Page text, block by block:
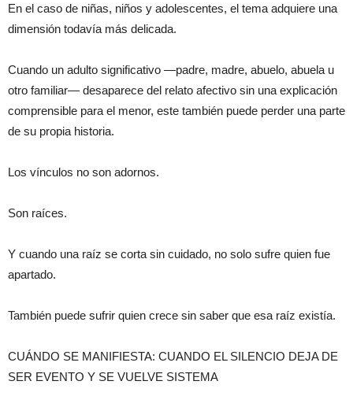
En el caso de niñas, niños y adolescentes, el tema adquiere una
dimensión todavía más delicada.
Cuando un adulto significativo —padre, madre, abuelo, abuela u
otro familiar— desaparece del relato afectivo sin una explicación
comprensible para el menor, este también puede perder una parte
de su propia historia.
Los vínculos no son adornos.
Son raíces.
Y cuando una raíz se corta sin cuidado, no solo sufre quien fue
apartado.
También puede sufrir quien crece sin saber que esa raíz existía.
CUÁNDO SE MANIFIESTA: CUANDO EL SILENCIO DEJA DE
SER EVENTO Y SE VUELVE SISTEMA